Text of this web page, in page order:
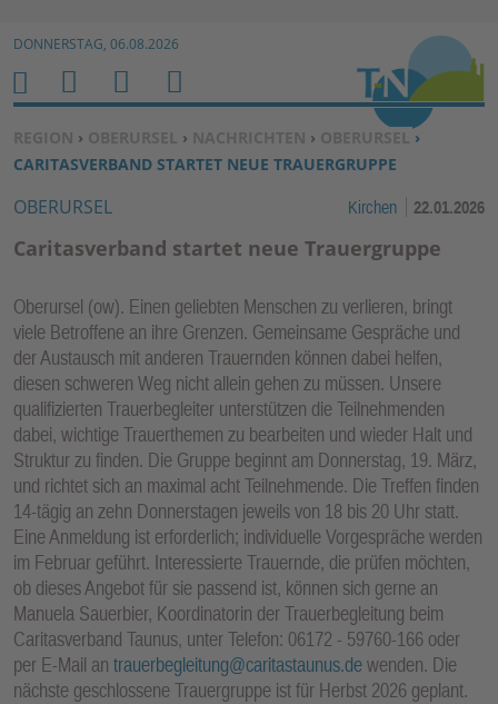
Zum Inhalt springen ↓
DONNERSTAG, 06.08.2026
SIE BEFINDEN SICH HIER:
REGION › OBERURSEL › NACHRICHTEN › OBERURSEL ›
CARITASVERBAND STARTET NEUE TRAUERGRUPPE
OBERURSEL Kirchen 22.01.2026
Caritasverband startet neue Trauergruppe
Oberursel (ow). Einen geliebten Menschen zu verlieren, bringt
viele Betroffene an ihre Grenzen. Gemeinsame Gespräche und
der Austausch mit anderen Trauernden können dabei helfen,
diesen schweren Weg nicht allein gehen zu müssen. Unsere
qualifizierten Trauerbegleiter unterstützen die Teilnehmenden
dabei, wichtige Trauerthemen zu bearbeiten und wieder Halt und
Struktur zu finden. Die Gruppe beginnt am Donnerstag, 19. März,
und richtet sich an maximal acht Teilnehmende. Die Treffen finden
14-tägig an zehn Donnerstagen jeweils von 18 bis 20 Uhr statt.
Eine Anmeldung ist erforderlich; individuelle Vorgespräche werden
im Februar geführt. Interessierte Trauernde, die prüfen möchten,
ob dieses Angebot für sie passend ist, können sich gerne an
Manuela Sauerbier, Koordinatorin der Trauerbegleitung beim
Caritasverband Taunus, unter Telefon: 06172 - 59760-166 oder
per E-Mail an trauerbegleitung@caritastaunus.dewenden. Die
nächste geschlossene Trauergruppe ist für Herbst 2026 geplant.
H
O
M
E
M
E
N
U
S
U
C
N
B
E
N
Z
R
F
U
N
K
TI
O
N
E
N